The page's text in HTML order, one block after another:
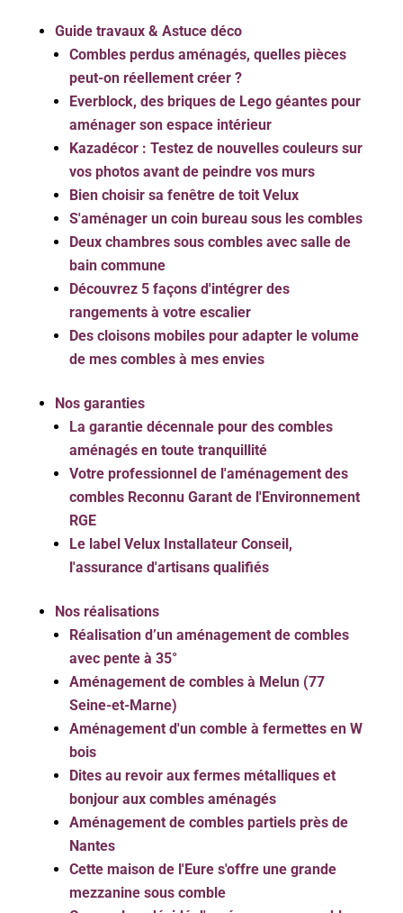
Guide travaux & Astuce déco
Combles perdus aménagés, quelles pièces
peut-on réellement créer ?
Everblock, des briques de Lego géantes pour
aménager son espace intérieur
Kazadécor : Testez de nouvelles couleurs sur
vos photos avant de peindre vos murs
Bien choisir sa fenêtre de toit Velux
S'aménager un coin bureau sous les combles
Deux chambres sous combles avec salle de
bain commune
Découvrez 5 façons d'intégrer des
rangements à votre escalier
Des cloisons mobiles pour adapter le volume
de mes combles à mes envies
Nos garanties
La garantie décennale pour des combles
aménagés en toute tranquillité
Votre professionnel de l'aménagement des
combles Reconnu Garant de l'Environnement
RGE
Le label Velux Installateur Conseil,
l'assurance d'artisans qualifiés
Nos réalisations
Réalisation d’un aménagement de combles
avec pente à 35°
Aménagement de combles à Melun (77
Seine-et-Marne)
Aménagement d'un comble à fermettes en W
bois
Dites au revoir aux fermes métalliques et
bonjour aux combles aménagés
Aménagement de combles partiels près de
Nantes
Cette maison de l'Eure s'offre une grande
mezzanine sous comble